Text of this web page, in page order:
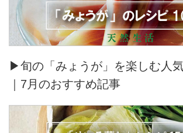
▶旬の「みょうが」を楽しむ人
｜7月のおすすめ記事